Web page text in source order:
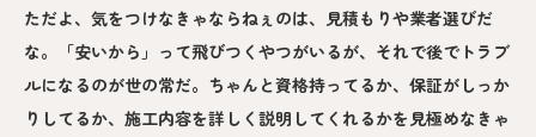
ただよ、気をつけなきゃならねぇのは、見積もりや業者選びだ
な。「安いから」って飛びつくやつがいるが、それで後でトラブ
ルになるのが世の常だ。ちゃんと資格持ってるか、保証がしっか
りしてるか、施工内容を詳しく説明してくれるかを見極めなきゃ